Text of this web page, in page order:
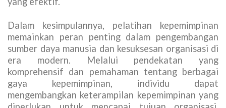
Dalam kesimpulannya, pelatihan kepemimpinan
memainkan peran penting dalam pengembangan
sumber daya manusia dan kesuksesan organisasi di
era modern. Melalui pendekatan yang
komprehensif dan pemahaman tentang berbagai
gaya kepemimpinan, individu dapat
mengembangkan keterampilan kepemimpinan yang